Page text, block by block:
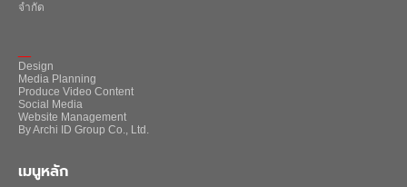
จำกัด
Design
Media Planning
Produce Video Content
Social Media
Website Management
By Archi ID Group Co., Ltd.
เมนูหลัก